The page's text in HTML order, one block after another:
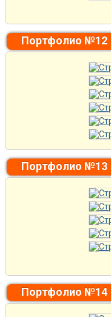
Портфолио №12
Портфолио №13
Портфолио №14